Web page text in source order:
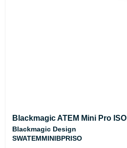
Blackmagic ATEM Mini Pro ISO
Blackmagic Design
SWATEMMINIBPRISO